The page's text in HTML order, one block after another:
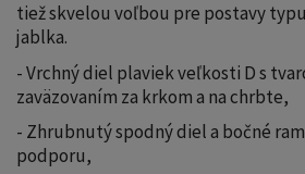
tiež skvelou voľbou pre postavy
jablka.
- Vrchný diel plaviek veľkosti D s
zaväzovaním za krkom a na chrbte,
- Zhrubnutý spodný diel a bočné
podporu,